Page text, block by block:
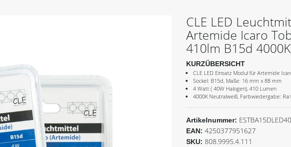
CLE LED
Artemide Icaro
410lm B15d
KURZÜBERSICHT
CLE LED Einsatz Modul für Artemide
Sockel: B15d, Maße: 16 mm x 88 mm
4 Watt ( 40W Halogen), 410 Lumen
4000K Neutralweiß, Farbwiedergabe:
Artikelnummer:
EAN: 4250377951627
SKU: 808.9995.4.111